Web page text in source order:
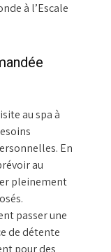
à l’Escale
au spa à
En
au
pleinement
passer une
de détente
pour des